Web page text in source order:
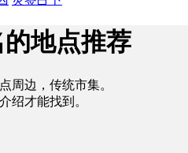
地点推荐
周边，传统市集。
绍才能找到。